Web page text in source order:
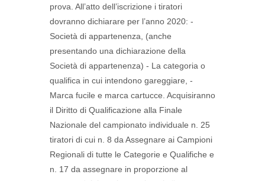
prova. All’atto dell’iscrizione i tiratori
dovranno dichiarare per l’anno 2020: -
Società di appartenenza, (anche
presentando una dichiarazione della
Società di appartenenza) - La categoria o
qualifica in cui intendono gareggiare, -
Marca fucile e marca cartucce. Acquisiranno
il Diritto di Qualificazione alla Finale
Nazionale del campionato individuale n. 25
tiratori di cui n. 8 da Assegnare ai Campioni
Regionali di tutte le Categorie e Qualifiche e
n. 17 da assegnare in proporzione al